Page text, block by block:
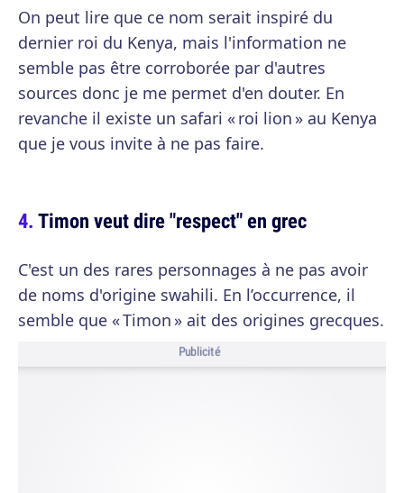
On peut lire que ce nom serait inspiré du
dernier roi du Kenya, mais l'information ne
semble pas être corroborée par d'autres
sources donc je me permet d'en douter. En
revanche il existe un safari « roi lion » au Kenya
que je vous invite à ne pas faire.
Timon veut dire "respect" en grec
C'est un des rares personnages à ne pas avoir
de noms d'origine swahili. En l’occurrence, il
semble que « Timon » ait des origines grecques.
Publicité